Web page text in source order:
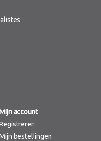
Mijn account
Registreren
Mijn bestellingen